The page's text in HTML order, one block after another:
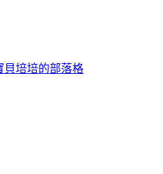
貝培培的部落格